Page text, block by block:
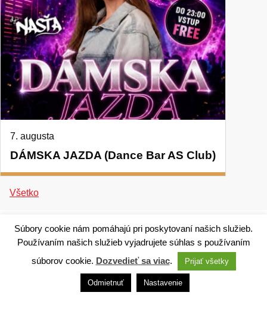
DÁMSKA JAZDA (Dance Bar AS Club)
7. augusta
Všetko
Technický dodávateľ: ANTIK Telecom, s. r. o. |
Antik
smart city systém
Správca webového sídla: Mesto Ružomberok,
Súbory cookie nám pomáhajú pri poskytovaní našich služieb.
Používaním našich služieb vyjadrujete súhlas s používaním
súborov cookie. Dozvedieť sa viac. Prijať všetky
Odmietnuť Nastavenie